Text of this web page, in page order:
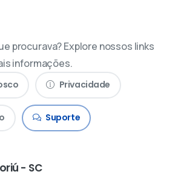
procurava? Explore nossos links
informações.
Privacidade
Suporte
- SC